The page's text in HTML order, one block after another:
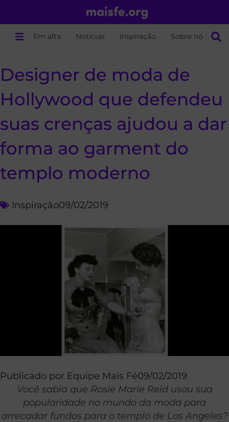
Em alta Notícias Inspiração Sobre nós
Designer de moda de
Hollywood que defendeu
suas crenças ajudou a dar
forma ao garment do
templo moderno
Inspiração09/02/2019
Publicado por Equipe Mais Fé09/02/2019
Você sabia que Rosie Marie Reid usou sua
popularidade no mundo da moda para
arrecadar fundos para o templo de Los Angeles?